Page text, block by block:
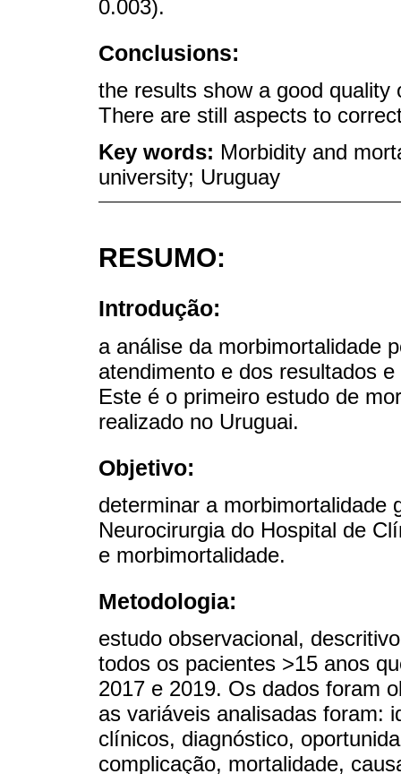
0.003).
Conclusions:
the results show a good
There are still aspects to
Key words: Morbidity and
university; Uruguay
RESUMO:
Introdução:
a análise da morbimortalidade
atendimento e dos resultados
Este é o primeiro estudo de
realizado no Uruguai.
Objetivo:
determinar a morbimortalidade
Neurocirurgia do Hospital de
e morbimortalidade.
Metodologia:
estudo observacional,
todos os pacientes >15 anos
2017 e 2019. Os dados foram
as variáveis analisadas foram:
clínicos, diagnóstico,
complicação, mortalidade,